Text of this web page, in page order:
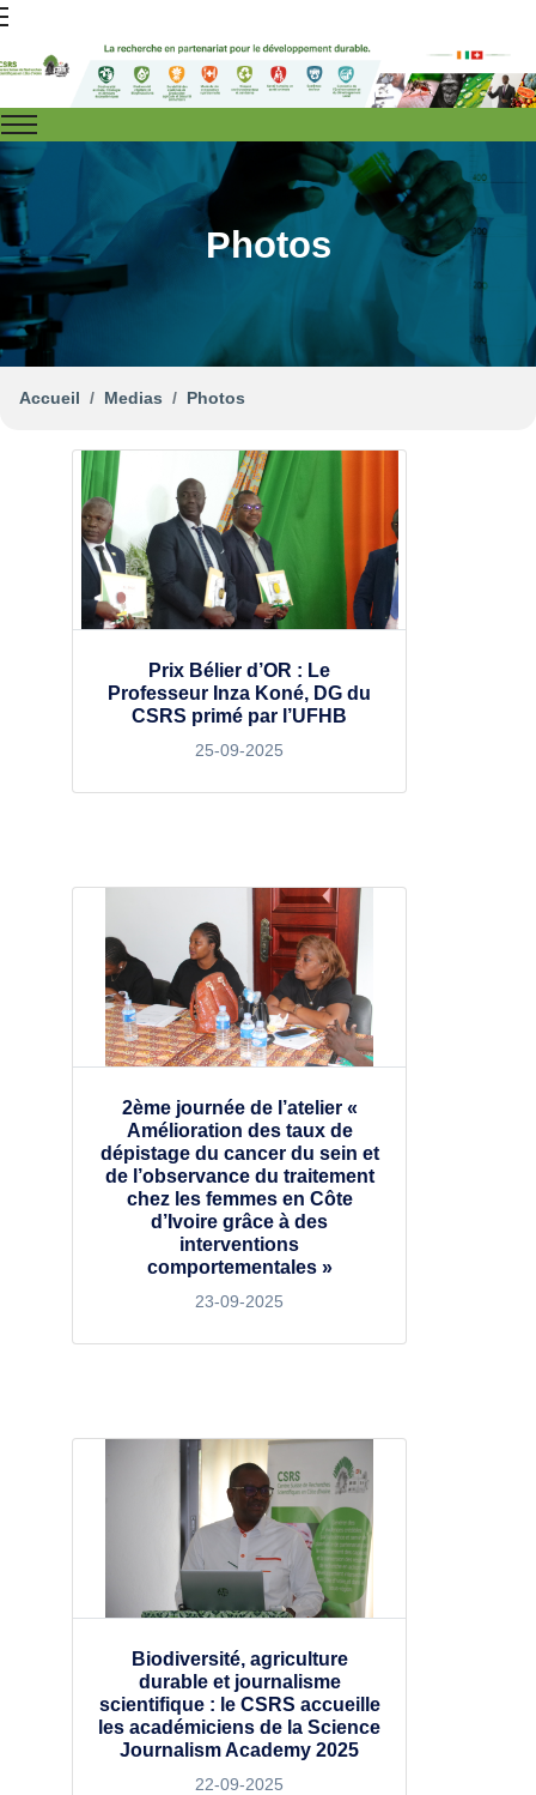
Photos
Accueil Medias Photos
Prix Bélier d’OR : Le
Professeur Inza Koné, DG du
CSRS primé par l’UFHB
25-09-2025
2ème journée de l’atelier «
Amélioration des taux de
dépistage du cancer du sein et
de l’observance du traitement
chez les femmes en Côte
d’Ivoire grâce à des
interventions
comportementales »
23-09-2025
Biodiversité, agriculture
durable et journalisme
scientifique : le CSRS accueille
les académiciens de la Science
Journalism Academy 2025
22-09-2025